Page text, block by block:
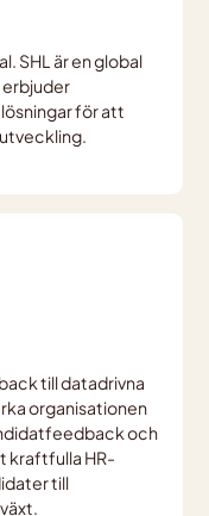
SHL är en global
erbjuder
för att
till datadrivna
organisationen
och
kraftfulla HR-
till